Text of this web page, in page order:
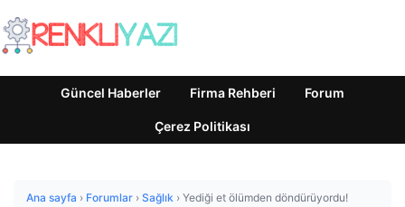
Güncel Haberler Firma Rehberi Forum
Çerez Politikası
Ana sayfa › Forumlar › Sağlık › Yediği et ölümden döndürüyordu!